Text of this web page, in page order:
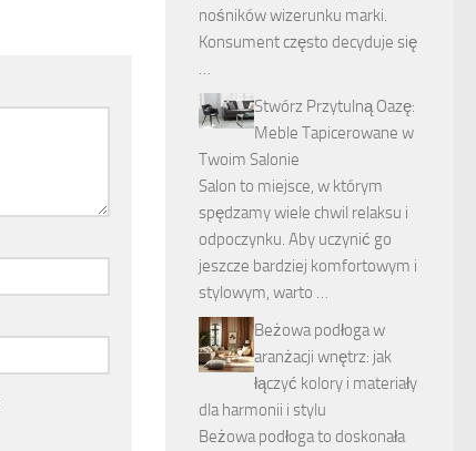
nośników wizerunku marki.
Konsument często decyduje się
…
Stwórz Przytulną Oazę:
Meble Tapicerowane w
Twoim Salonie
Salon to miejsce, w którym
spędzamy wiele chwil relaksu i
odpoczynku. Aby uczynić go
jeszcze bardziej komfortowym i
stylowym, warto …
Beżowa podłoga w
aranżacji wnętrz: jak
łączyć kolory i materiały
dla harmonii i stylu
Beżowa podłoga to doskonała